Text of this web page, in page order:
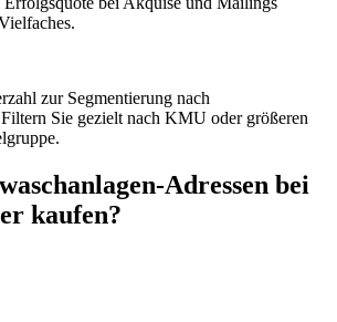
zur Segmentierung nach
Sie gezielt nach KMU oder größeren
-Adressen bei
kaufen?